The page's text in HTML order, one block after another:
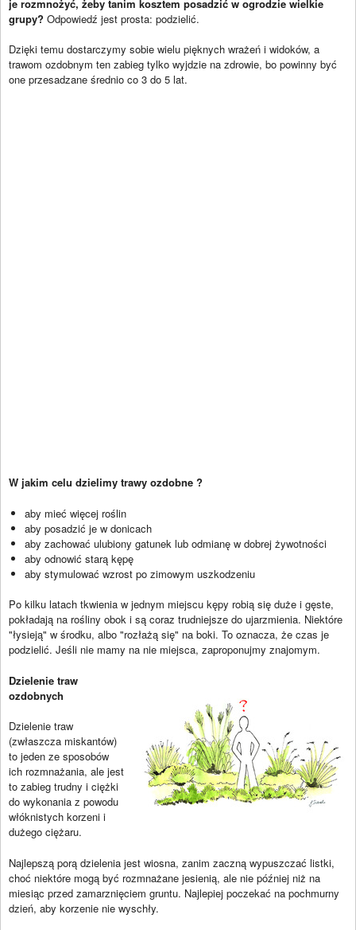
je rozmnożyć, żeby tanim kosztem posadzić w ogrodzie wielkie
grupy? Odpowiedź jest prosta: podzielić.
Dzięki temu dostarczymy sobie wielu pięknych wrażeń i widoków, a
trawom ozdobnym ten zabieg tylko wyjdzie na zdrowie, bo powinny być
one przesadzane średnio co 3 do 5 lat.
W jakim celu dzielimy trawy ozdobne ?
aby mieć więcej roślin
aby posadzić je w donicach
aby zachować ulubiony gatunek lub odmianę w dobrej żywotności
aby odnowić starą kępę
aby stymulować wzrost po zimowym uszkodzeniu
Po kilku latach tkwienia w jednym miejscu kępy robią się duże i gęste,
pokładają na rośliny obok i są coraz trudniejsze do ujarzmienia. Niektóre
"łysieją" w środku, albo "rozłażą się" na boki. To oznacza, że czas je
podzielić. Jeśli nie mamy na nie miejsca, zaproponujmy znajomym.
Dzielenie traw
ozdobnych
Dzielenie traw
(zwłaszcza miskantów)
to jeden ze sposobów
ich rozmnażania, ale jest
to zabieg trudny i ciężki
do wykonania z powodu
włóknistych korzeni i
dużego ciężaru.
Najlepszą porą dzielenia jest wiosna, zanim zaczną wypuszczać listki,
choć niektóre mogą być rozmnażane jesienią, ale nie później niż na
miesiąc przed zamarznięciem gruntu. Najlepiej poczekać na pochmurny
dzień, aby korzenie nie wyschły.